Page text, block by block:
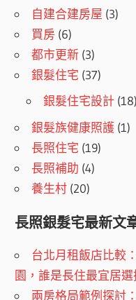
自建合建房屋 (3)
買房 (6)
都市更新 (3)
銀髮住宅 (37)
銀髮住宅設計 (18)
銀髮族健康照護 (1)
長照住宅 (19)
長照補助 (4)
養生村 (20)
長照銀髮宅最新文
台北月租飯店比較
園，誰是長住最宜居選
兩房格局範例探討